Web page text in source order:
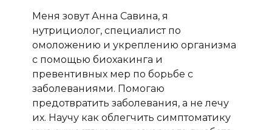
Меня зовут Анна Савина, я
нутрициолог, специалист по
омоложению и укреплению организма
с помощью биохакинга и
превентивных мер по борьбе с
заболеваниями. Помогаю
предотвратить заболевания, а не лечу
их. Научу как облегчить симптоматику